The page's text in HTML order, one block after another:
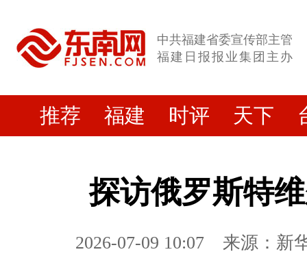
中共福建省委宣传部主管
福建日报报业集团主办
推荐 福建 时评 天下
探访俄罗斯特
2026-07-09 10:07 来源：新